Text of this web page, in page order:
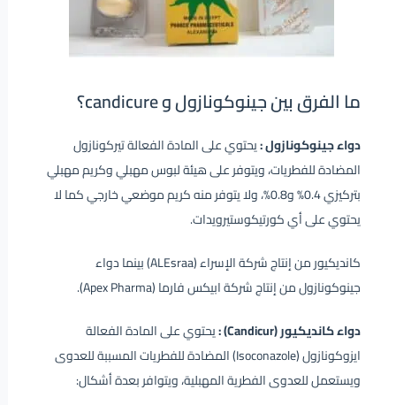
ما الفرق بين جينوكونازول و candicure؟
دواء جينوكونازول :يحتوي على المادة الفعالة تيركونازول
المضادة للفطريات، ويتوفر على هيئة لبوس مهبلي وكريم مهبلي
بتركيزي 0.4% و0.8%، ولا يتوفر منه كريم موضعي خارجي كما لا
يحتوي على أي كورتيكوستيرويدات.
كانديكيور من إنتاج شركة الإسراء (ALEsraa) بينما دواء
جينوكونازول من إنتاج شركة ابيكس فارما (Apex Pharma).
دواء كانديكيور (Candicur) :
يحتوي على المادة الفعالة
ايزوكونازول (Isoconazole) المضادة للفطريات المسببة للعدوى
ويستعمل للعدوى الفطرية المهبلية، ويتوافر بعدة أشكال: